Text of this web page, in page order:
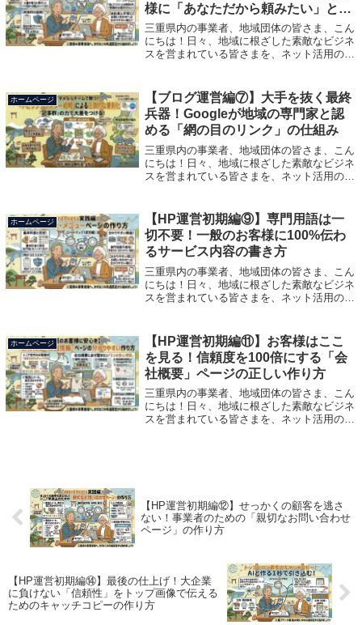
様に「あなただから頼みたい」と言
われる見せ方のコツ
三重県内の事業者、地域団体の皆さま、こん
にちは！日々、地域に根ざした素敵なビジネ
スを営まれている皆さまを、ネット活用の力
くない」という不安をきれいに解消する
「事...
ホームページ
【ブログ運営編⑦】大手を抜く最終
兵器！Googleが地域の専門家と認
める「網の目のリンク」の仕組み
三重県内の事業者、地域団体の皆さま、こん
にちは！日々、地域に根ざした素敵なビジネ
スを営まれている皆さまを、ネット活用の力
負を挑むのではなく、地元ならではのリア
ル...
ホームページ
【HP運営初期編⑨】専門用語は一
切不要！一般のお客様に100%伝わ
るサービス内容の書き方
三重県内の事業者、地域団体の皆さま、こん
にちは！日々、地域に根ざした素敵なビジネ
スを営まれている皆さまを、ネット活用の力
スタッフ紹介」ページについてお話ししま
し...
ホームページ
【HP運営初期編⑪】お客様はここ
を見る！信頼度を100倍にする「会
社概要」ページの正しい作り方
三重県内の事業者、地域団体の皆さま、こん
にちは！日々、地域に根ざした素敵なビジネ
スを営まれている皆さまを、ネット活用の力
【HP運営初期編⑫】せっかくの顧客を逃さ
ない！事業者のための「親切なお問い合わせ
ページ」の作り方
【HP運営初期編⑭】最後の仕上げ！大企業
に負けない「信頼性」をトップ画像で伝える
ためのキャッチコピーの作り方